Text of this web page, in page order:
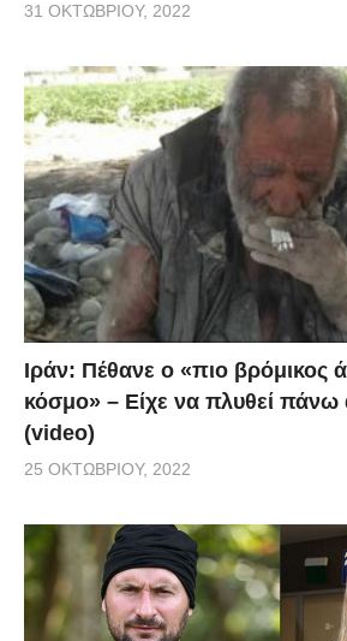
31 ΟΚΤΩΒΡΊΟΥ, 2022
Ιράν: Πέθανε ο «πιο βρόμικος
κόσμο» – Είχε να πλυθεί πάνω
(video)
25 ΟΚΤΩΒΡΊΟΥ, 2022